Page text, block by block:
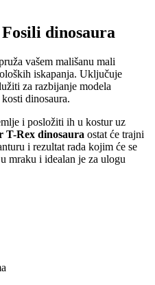
dinosaura
vašem mališanu mali
iskapanja. Uključuje
za razbijanje modela
dinosaura.
i posložiti ih u kostur uz
T-Rex dinosaura ostat će trajni
i rezultat rada kojim će se
mraku i idealan je za ulogu